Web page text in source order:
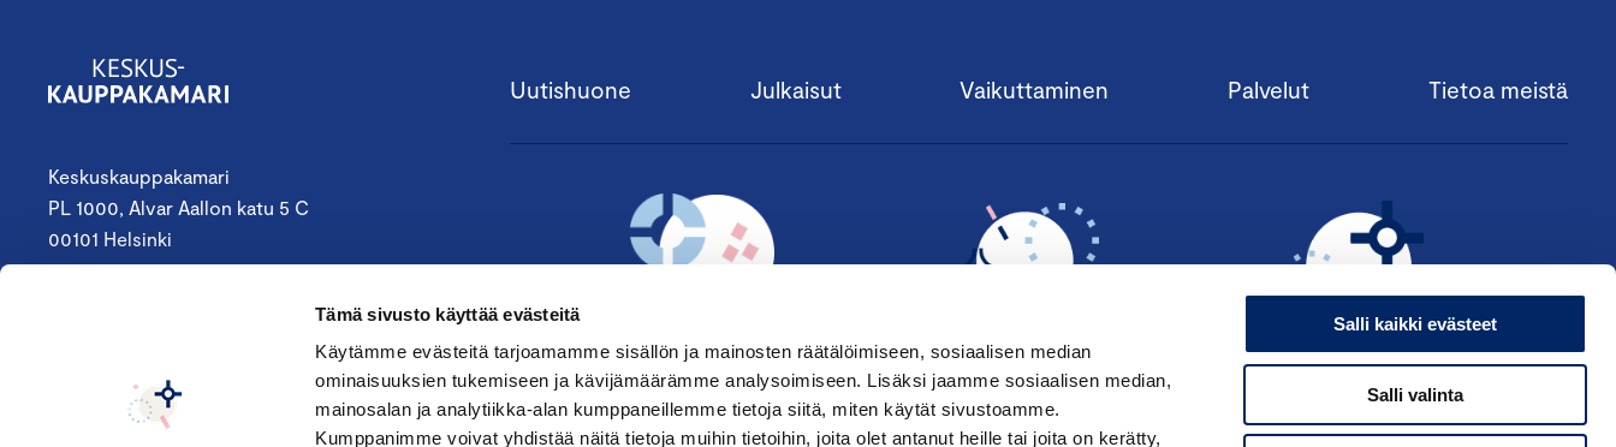
Tämä sivusto käyttää evästeitä
Käytämme evästeitä tarjoamamme sisällön ja mainosten räätälöimiseen, sosiaalisen median
ominaisuuksien tukemiseen ja kävijämäärämme analysoimiseen. Lisäksi jaamme sosiaalisen median,
mainosalan ja analytiikka-alan kumppaneillemme tietoja siitä, miten käytät sivustoamme.
Kumppanimme voivat yhdistää näitä tietoja muihin tietoihin, joita olet antanut heille tai joita on kerätty,
Salli kaikki evästeet
Salli valinta
Keskuskauppakamari
PL 1000, Alvar Aallon katu 5 C
00101 Helsinki
keskuskauppakamari@chamber.fi
Seuraa meitä:
Uutishuone Julkaisut Vaikuttaminen Palvelut Tietoa meistä
TILAA UUTISKIRJE › LIITY JÄSENEKSI › HAE ANSIOMERKKIÄ ›